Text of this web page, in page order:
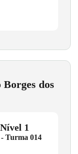
dos
1
Turma 014